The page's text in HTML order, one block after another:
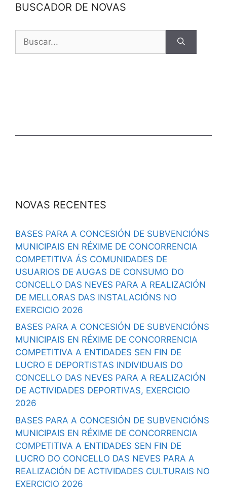
BUSCADOR DE NOVAS
NOVAS RECENTES
BASES PARA A CONCESIÓN DE SUBVENCIÓNS
MUNICIPAIS EN RÉXIME DE CONCORRENCIA
COMPETITIVA ÁS COMUNIDADES DE
USUARIOS DE AUGAS DE CONSUMO DO
CONCELLO DAS NEVES PARA A REALIZACIÓN
DE MELLORAS DAS INSTALACIÓNS NO
EXERCICIO 2026
BASES PARA A CONCESIÓN DE SUBVENCIÓNS
MUNICIPAIS EN RÉXIME DE CONCORRENCIA
COMPETITIVA A ENTIDADES SEN FIN DE
LUCRO E DEPORTISTAS INDIVIDUAIS DO
CONCELLO DAS NEVES PARA A REALIZACIÓN
DE ACTIVIDADES DEPORTIVAS, EXERCICIO
2026
BASES PARA A CONCESIÓN DE SUBVENCIÓNS
MUNICIPAIS EN RÉXIME DE CONCORRENCIA
COMPETITIVA A ENTIDADES SEN FIN DE
LUCRO DO CONCELLO DAS NEVES PARA A
REALIZACIÓN DE ACTIVIDADES CULTURAIS NO
EXERCICIO 2026